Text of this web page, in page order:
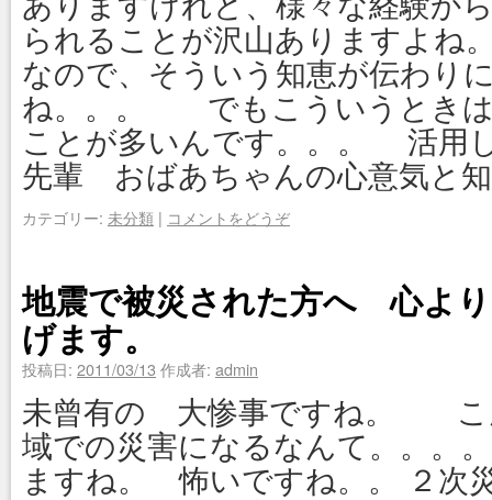
られることが沢山あります
なので、そういう知恵が伝わり
ね。。。 でもこういうとき
ことが多いんです。。。 活
先輩 おばあちゃんの心意気と
カテゴリー: 未分類 | コメントをどうぞ
地震で被災された方へ 心よ
げます。
投稿日: 2011/03/13 作成者: admin
未曾有の 大惨事ですね。 こ
域での災害になるなんて。。。
ますね。 怖いですね。。 ２次